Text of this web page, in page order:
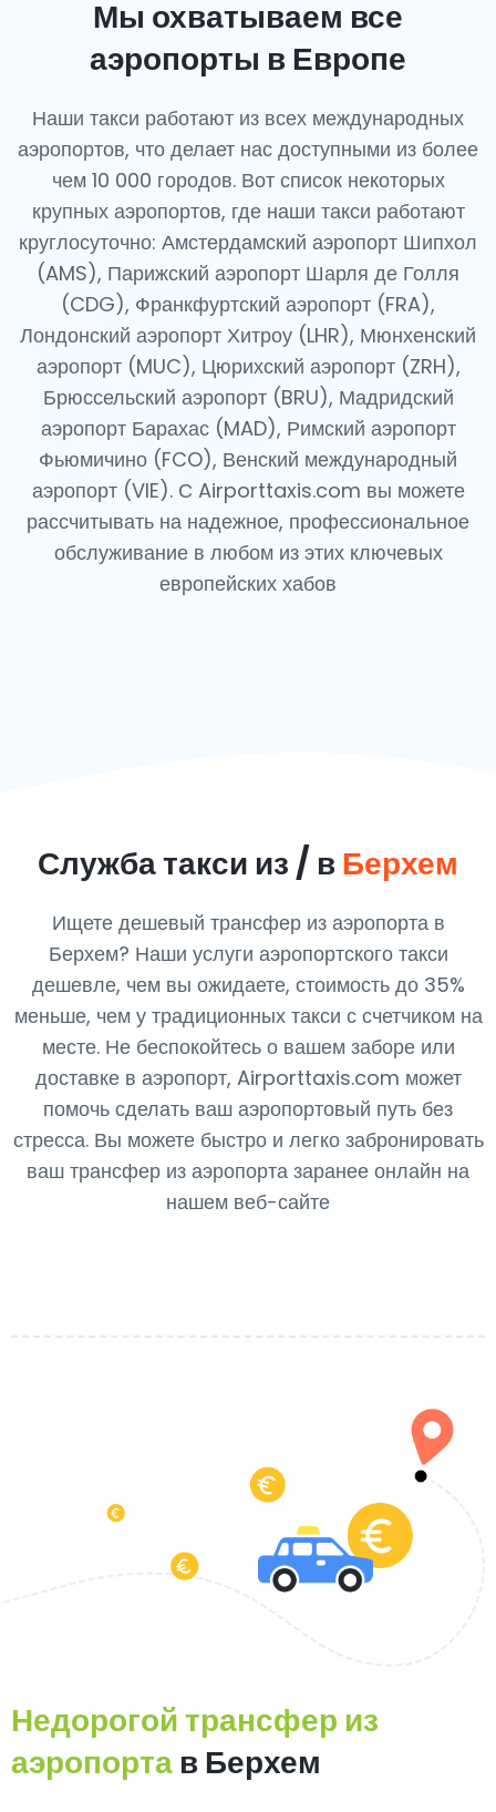
Мы охватываем все
аэропорты в Европе
Наши такси работают из всех международных
аэропортов, что делает нас доступными из более
чем 10 000 городов. Вот список некоторых
крупных аэропортов, где наши такси работают
круглосуточно: Амстердамский аэропорт Шипхол
(AMS), Парижский аэропорт Шарля де Голля
(CDG), Франкфуртский аэропорт (FRA),
Лондонский аэропорт Хитроу (LHR), Мюнхенский
аэропорт (MUC), Цюрихский аэропорт (ZRH),
Брюссельский аэропорт (BRU), Мадридский
аэропорт Барахас (MAD), Римский аэропорт
Фьюмичино (FCO), Венский международный
аэропорт (VIE). С Airporttaxis.com вы можете
рассчитывать на надежное, профессиональное
обслуживание в любом из этих ключевых
европейских хабов
Служба такси из / в Берхем
Ищете дешевый трансфер из аэропорта в
Берхем? Наши услуги аэропортского такси
дешевле, чем вы ожидаете, стоимость до 35%
меньше, чем у традиционных такси с счетчиком на
месте. Не беспокойтесь о вашем заборе или
доставке в аэропорт, Airporttaxis.com может
помочь сделать ваш аэропортовый путь без
стресса. Вы можете быстро и легко забронировать
ваш трансфер из аэропорта заранее онлайн на
нашем веб-сайте
Недорогой трансфер из
аэропорта в Берхем